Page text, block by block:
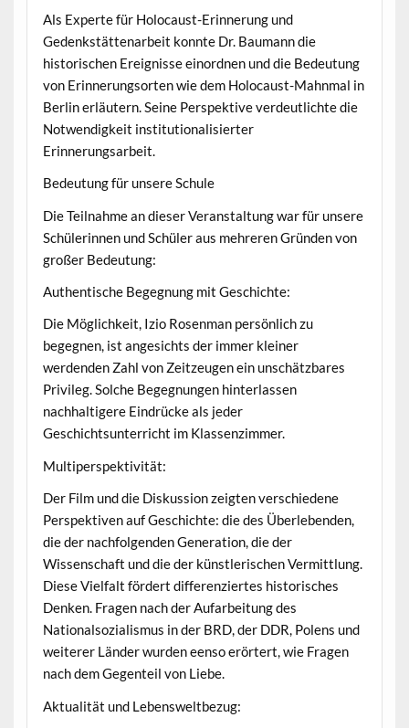
Als Experte für Holocaust-Erinnerung und
Gedenkstättenarbeit konnte Dr. Baumann die
historischen Ereignisse einordnen und die Bedeutung
von Erinnerungsorten wie dem Holocaust-Mahnmal in
Berlin erläutern. Seine Perspektive verdeutlichte die
Notwendigkeit institutionalisierter
Erinnerungsarbeit.
Bedeutung für unsere Schule
Die Teilnahme an dieser Veranstaltung war für unsere
Schülerinnen und Schüler aus mehreren Gründen von
großer Bedeutung:
Authentische Begegnung mit Geschichte:
Die Möglichkeit, Izio Rosenman persönlich zu
begegnen, ist angesichts der immer kleiner
werdenden Zahl von Zeitzeugen ein unschätzbares
Privileg. Solche Begegnungen hinterlassen
nachhaltigere Eindrücke als jeder
Geschichtsunterricht im Klassenzimmer.
Multiperspektivität:
Der Film und die Diskussion zeigten verschiedene
Perspektiven auf Geschichte: die des Überlebenden,
die der nachfolgenden Generation, die der
Wissenschaft und die der künstlerischen Vermittlung.
Diese Vielfalt fördert differenziertes historisches
Denken. Fragen nach der Aufarbeitung des
Nationalsozialismus in der BRD, der DDR, Polens und
weiterer Länder wurden eenso erörtert, wie Fragen
nach dem Gegenteil von Liebe.
Aktualität und Lebensweltbezug: